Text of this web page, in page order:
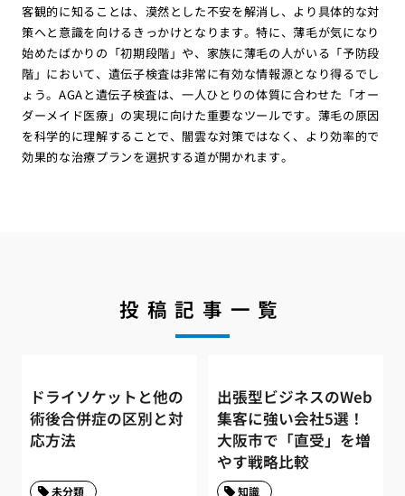
客観的に知ることは、漠然とした不安を解消し、より具体的な対
策へと意識を向けるきっかけとなります。特に、薄毛が気になり
始めたばかりの「初期段階」や、家族に薄毛の人がいる「予防段
階」において、遺伝子検査は非常に有効な情報源となり得るでし
ょう。AGAと遺伝子検査は、一人ひとりの体質に合わせた「オー
ダーメイド医療」の実現に向けた重要なツールです。薄毛の原因
を科学的に理解することで、闇雲な対策ではなく、より効率的で
効果的な治療プランを選択する道が開かれます。
投稿記事一覧
ドライソケットと他の
術後合併症の区別と対
応方法
未分類
出張型ビジネスのWeb
集客に強い会社5選！
大阪市で「直受」を増
やす戦略比較
知識